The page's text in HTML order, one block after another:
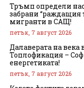
Тръмп определи
забрани “раждащия
мигранти в САЩ!
петък, 7 август 2026
Далаверата на века
Топлофикация –
енергетиката!
петък, 7 август 2026